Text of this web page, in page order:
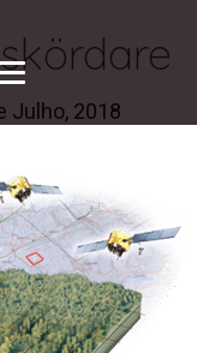
Julho, 2018